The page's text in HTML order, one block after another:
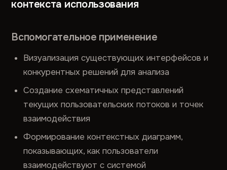
контекста использования
Вспомогательное применение
Визуализация существующих интерфейсов и
конкурентных решений для анализа
Создание схематичных представлений
текущих пользовательских потоков и точек
взаимодействия
Формирование контекстных диаграмм,
показывающих, как пользователи
взаимодействуют с системой